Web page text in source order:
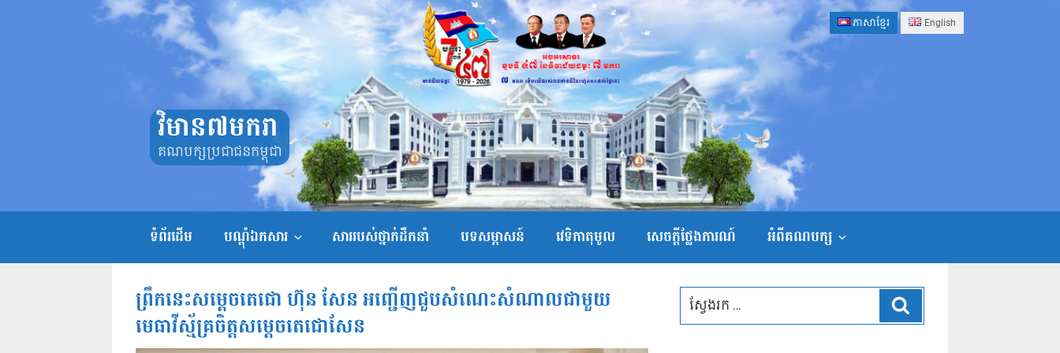
ភាសាខ្មែរ English
វិមាន៧មករា
គណបក្សប្រជាជនកម្ពុជា
ទំព័រដើម បណ្តុំឯកសារ សាររបស់ថ្នាក់ដឹកនាំ បទសម្ភាសន៍ វេទិកាតុមូល សេចក្ដីថ្លែងការណ៍ អំពីគណបក្ស
ព្រឹកនេះសម្តេចតេជោ ហ៊ុន សែន អញ្ជើញជួបសំណេះសំណាលជាមួយ
មេធាវីស្ម័គ្រចិត្តសម្តេចតេជោសែន